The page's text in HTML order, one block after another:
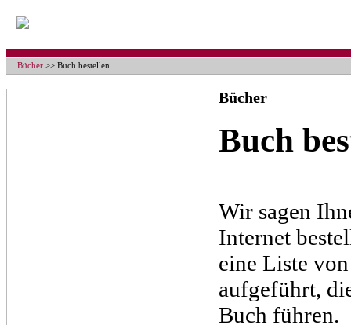
Bücher >> Buch bestellen
Bücher
Buch
Wir sagen
Internet
eine Liste
aufgeführt,
Buch führen.